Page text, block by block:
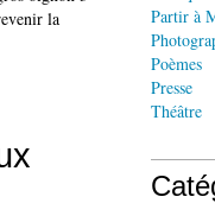
la
Partir à
Poèmes
Presse
Théâtre